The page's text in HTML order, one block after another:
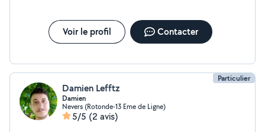
Voir le profil Contacter
Particulier
Damien Lefftz
Damien
Nevers (Rotonde-13 Eme de Ligne)
5/5 (2 avis)